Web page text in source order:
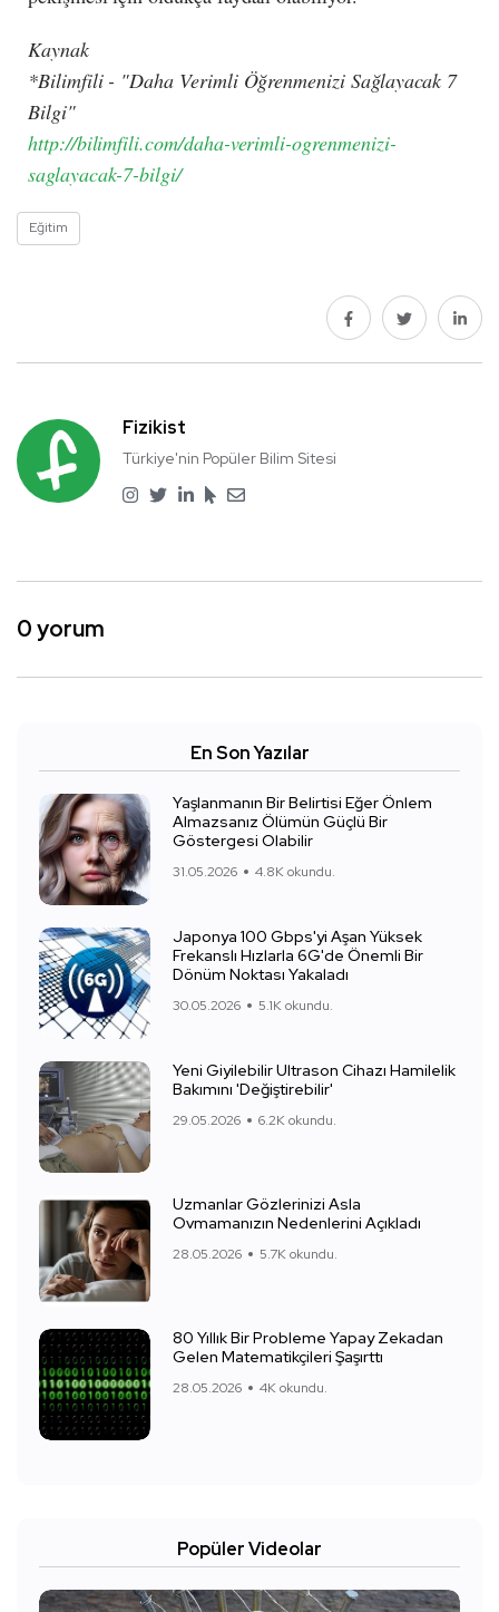
Kaynak
*Bilimfili - "Daha Verimli Öğrenmenizi Sağlayacak 7
Bilgi"
http://bilimfili.com/daha-verimli-ogrenmenizi-
saglayacak-7-bilgi/
Eğitim
Fizikist
Türkiye'nin Popüler Bilim Sitesi
0 yorum
En Son Yazılar
Yaşlanmanın Bir Belirtisi Eğer Önlem
Almazsanız Ölümün Güçlü Bir
Göstergesi Olabilir
31.05.2026 4.8K okundu.
Japonya 100 Gbps'yi Aşan Yüksek
Frekanslı Hızlarla 6G'de Önemli Bir
Dönüm Noktası Yakaladı
30.05.2026 5.1K okundu.
Yeni Giyilebilir Ultrason Cihazı Hamilelik
Bakımını 'Değiştirebilir'
29.05.2026 6.2K okundu.
Uzmanlar Gözlerinizi Asla
Ovmamanızın Nedenlerini Açıkladı
28.05.2026 5.7K okundu.
80 Yıllık Bir Probleme Yapay Zekadan
Gelen Matematikçileri Şaşırttı
28.05.2026 4K okundu.
Popüler Videolar